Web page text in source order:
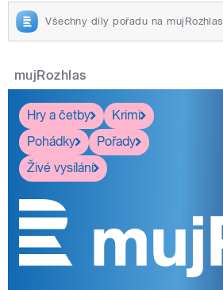
Všechny díly pořadu na mujRozhlas
mujRozhlas
Hry a četby
Krimi
Pohádky
Pořady
Živé vysílání